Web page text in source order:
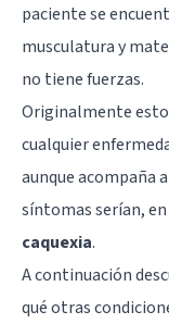
paciente se
musculatura y
no tiene fuerzas.
Originalmente
cualquier
aunque acompaña
síntomas serían,
caquexia.
A continuación
qué otras